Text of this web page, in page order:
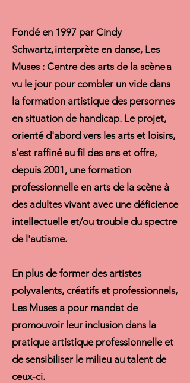
Fondé en 1997 par Cindy
Schwartz, interprète en danse, Les
Muses : Centre des arts de la scène a
vu le jour pour combler un vide dans
la formation artistique des personnes
en situation de handicap. Le projet,
orienté d'abord vers les arts et loisirs,
s'est raffiné au fil des ans et offre,
depuis 2001, une formation
professionnelle en arts de la scène à
des adultes vivant avec une déficience
intellectuelle et/ou trouble du spectre
de l'autisme.
En plus de former des artistes
polyvalents, créatifs et professionnels,
Les Muses a pour mandat de
promouvoir leur inclusion dans la
pratique artistique professionnelle et
de sensibiliser le milieu au talent de
ceux-ci.